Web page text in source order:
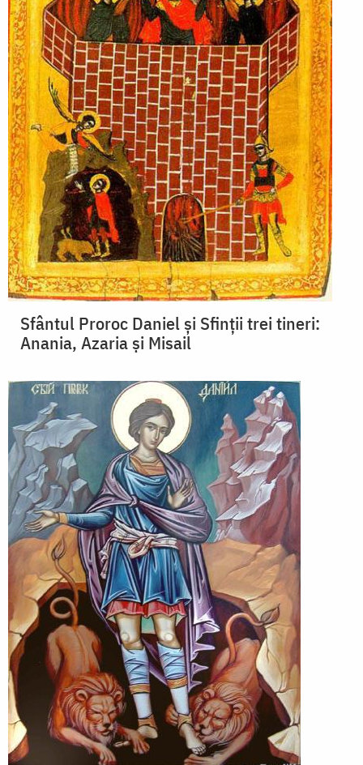
Sfântul Proroc Daniel și Sfinții trei tineri:
Anania, Azaria și Misail